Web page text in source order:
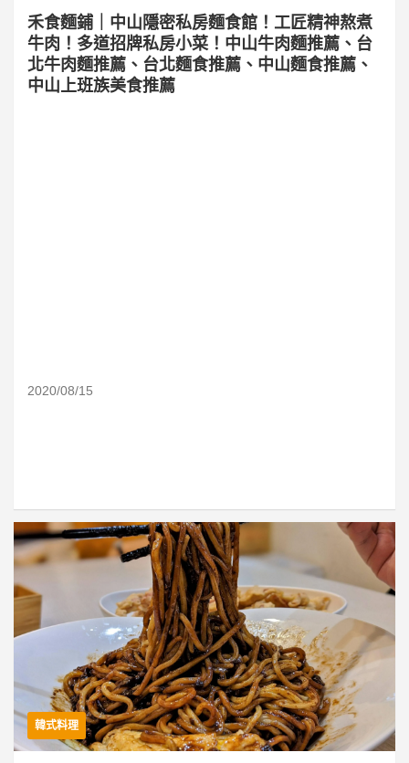
禾食麵鋪｜中山隱密私房麵食館！工匠精神熬煮
牛肉！多道招牌私房小菜！中山牛肉麵推薦、台
北牛肉麵推薦、台北麵食推薦、中山麵食推薦、
中山上班族美食推薦
2020/08/15
韓式料理